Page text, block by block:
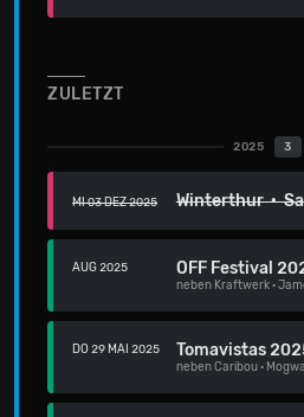
ZULETZT
2025 3
MI 03 DEZ 2025 Winterthur ·
AUG 2025 OFF Festival
neben Kraftwerk·
DO 29 MAI 2025 Tomavistas
nebenCaribou·